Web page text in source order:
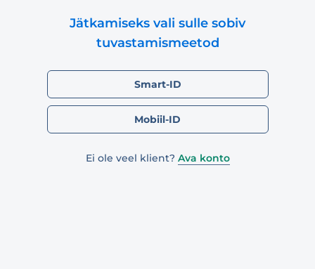
Jätkamiseks vali sulle sobiv
tuvastamismeetod
Smart-ID
Mobiil-ID
Ei ole veel klient? Ava konto